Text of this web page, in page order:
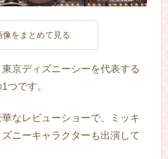
像をまとめて見る
京ディズニーシーを代表する
つです。
なレビューショーで、ミッキ
ニーキャラクターも出演して